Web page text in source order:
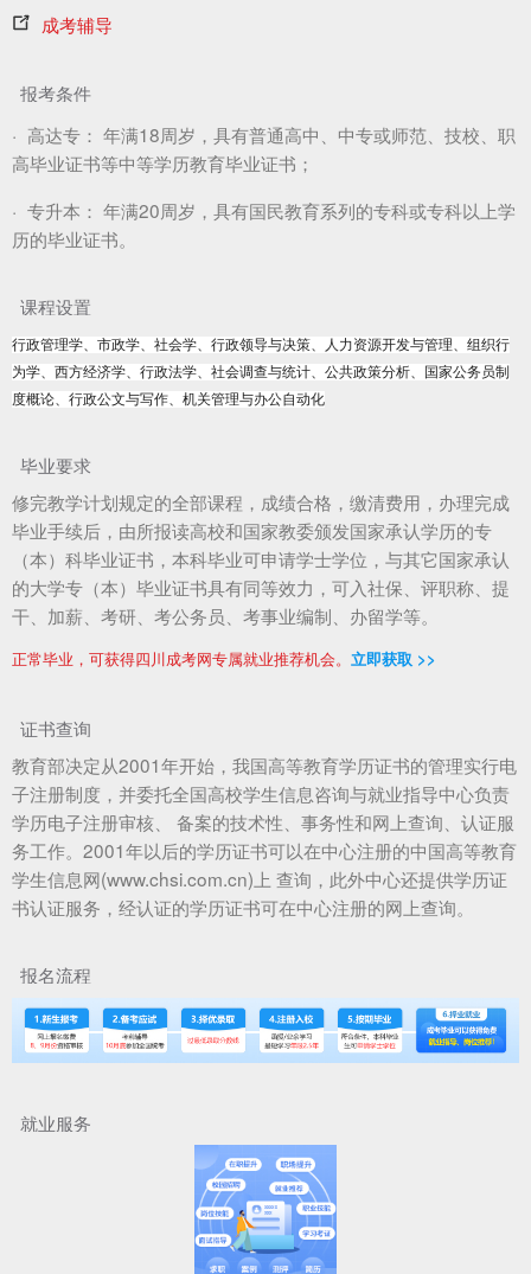
成考辅导
报考条件
· 高达专： 年满18周岁，具有普通高中、中专或师范、技校、职
高毕业证书等中等学历教育毕业证书；
· 专升本： 年满20周岁，具有国民教育系列的专科或专科以上学
历的毕业证书。
课程设置
行政管理学、市政学、社会学、行政领导与决策、人力资源开发与管理、组织行
为学、西方经济学、行政法学、社会调查与统计、公共政策分析、国家公务员制
度概论、行政公文与写作、机关管理与办公自动化
毕业要求
修完教学计划规定的全部课程，成绩合格，缴清费用，办理完成
毕业手续后，由所报读高校和国家教委颁发国家承认学历的专
（本）科毕业证书，本科毕业可申请学士学位，与其它国家承认
的大学专（本）毕业证书具有同等效力，可入社保、评职称、提
干、加薪、考研、考公务员、考事业编制、办留学等。
正常毕业，可获得四川成考网专属就业推荐机会。 立即获取 >>
证书查询
教育部决定从2001年开始，我国高等教育学历证书的管理实行电
子注册制度，并委托全国高校学生信息咨询与就业指导中心负责
学历电子注册审核、 备案的技术性、事务性和网上查询、认证服
务工作。2001年以后的学历证书可以在中心注册的中国高等教育
学生信息网(www.chsi.com.cn)上 查询，此外中心还提供学历证
书认证服务，经认证的学历证书可在中心注册的网上查询。
报名流程
就业服务